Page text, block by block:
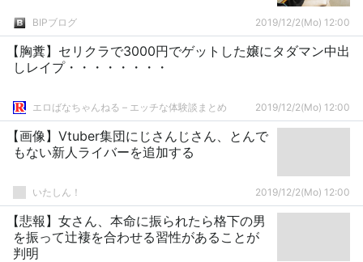
BIPブログ 2019/12/2(Mo) 12:00
【胸糞】セリクラで3000円でゲットした嬢にタダマン中出
しレイプ・・・・・・・・
エロばなちゃんねる – エッチな体験談まとめ 2019/12/2(Mo) 12:00
【画像】Vtuber集団にじさんじさん、とんで
もない新人ライバーを追加する
いたしん！ 2019/12/2(Mo) 12:00
【悲報】女さん、本命に振られたら格下の男
を振って辻褄を合わせる習性があることが
判明